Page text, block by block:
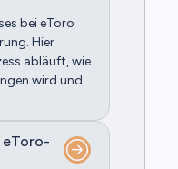
bei eToro
Hier
abläuft, wie
wird und
eToro-